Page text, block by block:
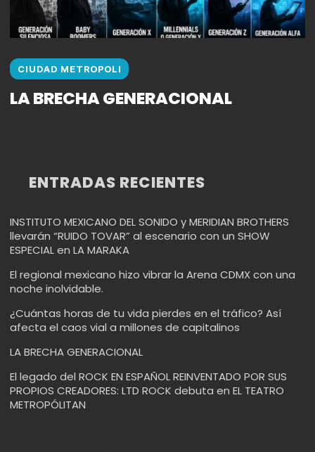
CIUDAD METROPOLI
LA BRECHA GENERACIONAL
ENTRADAS RECIENTES
INSTITUTO MEXICANO DEL SONIDO y MERIDIAN BROTHERS
llevarán “RUIDO TOVAR” al escenario con un SHOW
ESPECIAL en LA MARAKA
El regional mexicano hizo vibrar la Arena CDMX con una
noche inolvidable.
¿Cuántas horas de tu vida pierdes en el tráfico? Así
afecta el caos vial a millones de capitalinos
LA BRECHA GENERACIONAL
El legado del ROCK EN ESPAÑOL REINVENTADO POR SUS
PROPIOS CREADORES: LTD ROCK debuta en EL TEATRO
METROPÓLITAN